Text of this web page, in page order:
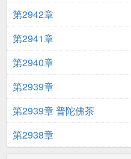
第2942章
第2941章
第2940章
第2939章
第2939章 普陀佛茶
第2938章